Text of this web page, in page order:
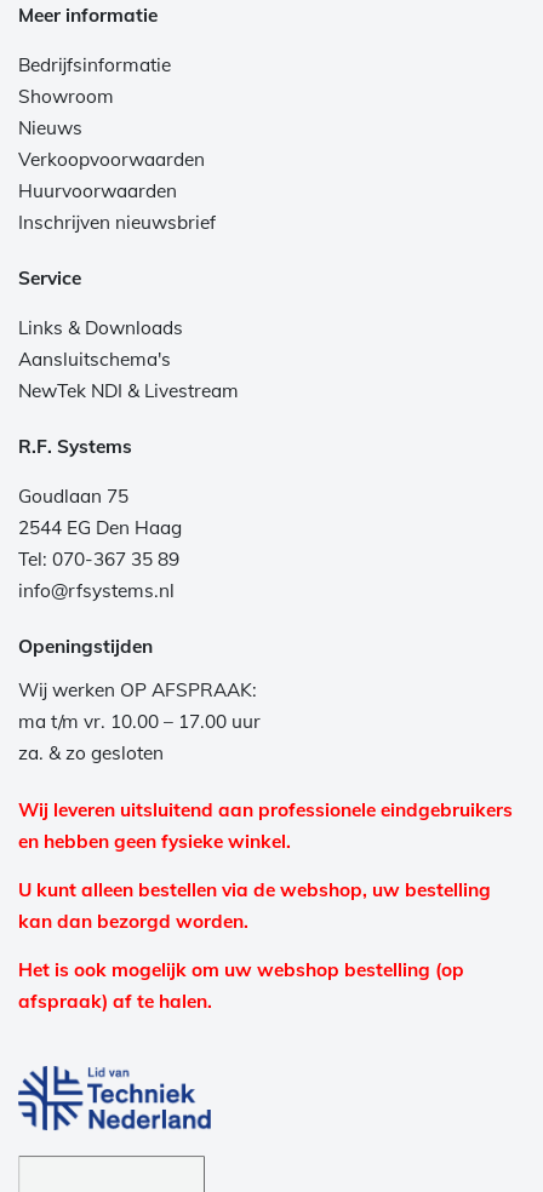
Meer informatie
Bedrijfsinformatie
Showroom
Nieuws
Verkoopvoorwaarden
Huurvoorwaarden
Inschrijven nieuwsbrief
Service
Links & Downloads
Aansluitschema's
NewTek NDI & Livestream
R.F. Systems
Goudlaan 75
2544 EG Den Haag
Tel: 070-367 35 89
info@rfsystems.nl
Openingstijden
Wij werken OP AFSPRAAK:
ma t/m vr. 10.00 – 17.00 uur
za. & zo gesloten
Wij leveren uitsluitend aan professionele eindgebruikers
en hebben geen fysieke winkel.
U kunt alleen bestellen via de webshop, uw bestelling
kan dan bezorgd worden.
Het is ook mogelijk om uw webshop bestelling (op
afspraak) af te halen.